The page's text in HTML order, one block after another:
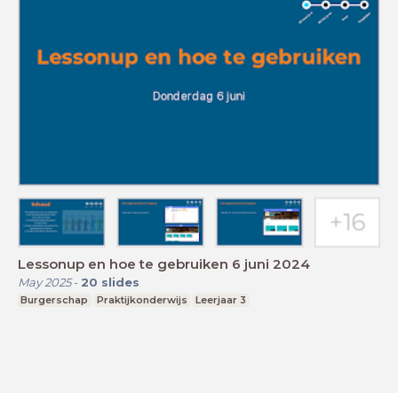
Lessonup en hoe te gebruiken 6 juni 2024
May 2025- 20 slides
Burgerschap Praktijkonderwijs Leerjaar 3